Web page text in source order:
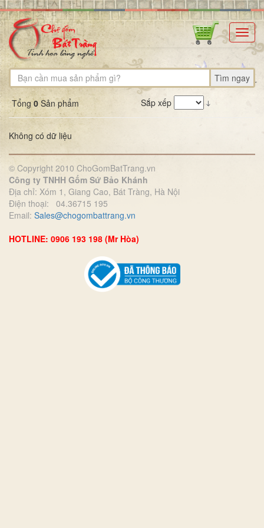
Tìm ngay
Tổng0 Sản phẩm Sắp xếp
Không có dữ liệu
© Copyright 2010 ChoGomBatTrang.vn
Công ty TNHH Gốm Sứ Bảo Khánh
Địa chỉ: Xóm 1, Giang Cao, Bát Tràng, Hà Nội
Điện thoại: 04.36715 195
Email: Sales@chogombattrang.vn
HOTLINE: 0906 193 198 (Mr Hòa)